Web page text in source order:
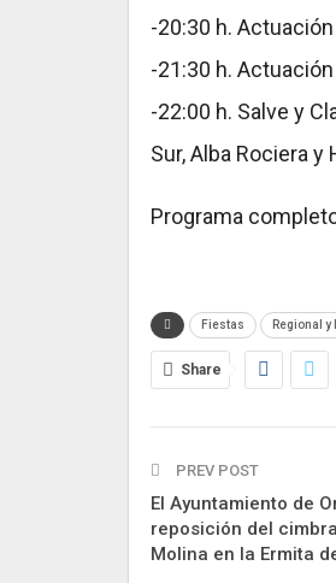
-20:30 h.
-21:30 h.
-22:00 h. Salve y
Sur, Alba Rociera
Programa
Fiestas Regional y
Share
PREV POST
El Ayuntamiento de
reposición del
Molina en la Ermita